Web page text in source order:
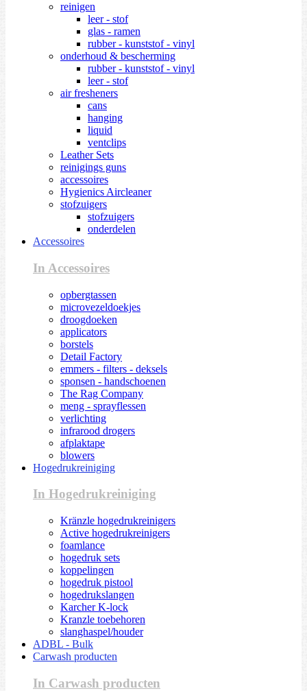
reinigen
leer - stof
glas - ramen
rubber - kunststof - vinyl
onderhoud & bescherming
rubber - kunststof - vinyl
leer - stof
air fresheners
cans
hanging
liquid
ventclips
Leather Sets
reinigings guns
accessoires
Hygienics Aircleaner
stofzuigers
stofzuigers
onderdelen
Accessoires
In Accessoires
opbergtassen
microvezeldoekjes
droogdoeken
applicators
borstels
Detail Factory
emmers - filters - deksels
sponsen - handschoenen
The Rag Company
meng - sprayflessen
verlichting
infrarood drogers
afplaktape
blowers
Hogedrukreiniging
In Hogedrukreiniging
Kränzle hogedrukreinigers
Active hogedrukreinigers
foamlance
hogedruk sets
koppelingen
hogedruk pistool
hogedrukslangen
Karcher K-lock
Kranzle toebehoren
slanghaspel/houder
ADBL - Bulk
Carwash producten
In Carwash producten